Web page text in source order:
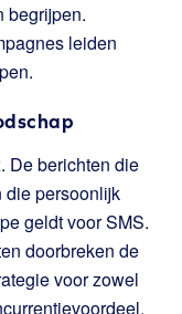
begrijpen.
leiden
De berichten die
die persoonlijk
geldt voor SMS.
doorbreken de
voor zowel